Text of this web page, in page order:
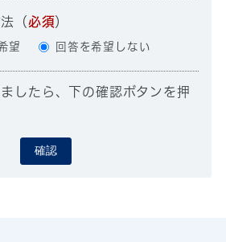
（必須）
望 回答を希望しない
したら、下の確認ボタンを押
確認